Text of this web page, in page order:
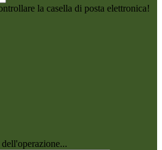
la casella di posta elettronica!